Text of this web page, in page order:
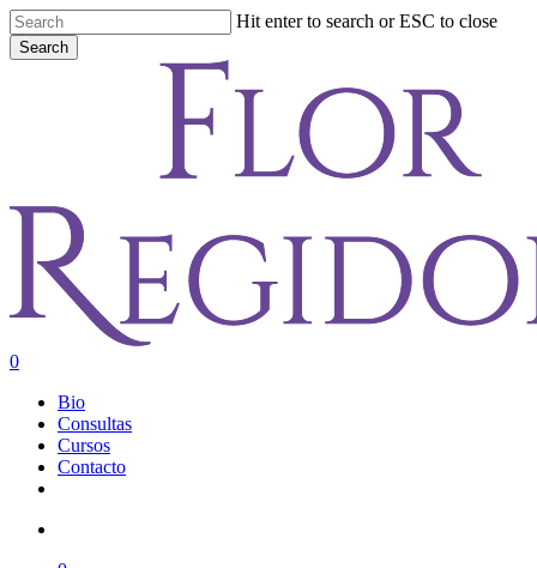
Skip
to
main
Hit enter to search or ESC to close
Search
account
0
Bio
Consultas
Cursos
Contacto